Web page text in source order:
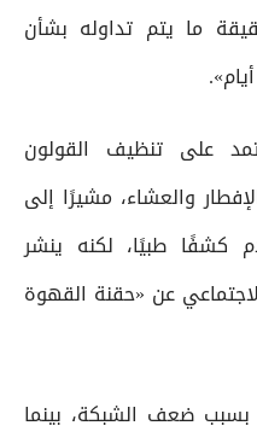
ما يتم تداوله بشأن
على تنظيف القولون
والعشاء، مشيرًا إلى
كشفًا طبيًا، لكنه ينشر
عن «حقنة القهوة
بسبب ضعف الشبكة، بينما